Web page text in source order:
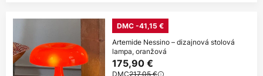
DMC -41,15 €
Artemide Nessino – dizajnová stolová
lampa, oranžová
175,90 €
DMC217,05 €